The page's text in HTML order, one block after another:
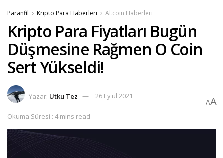
Paranfil Kripto Para Haberleri Altcoin Haberleri
Kripto Para Fiyatları Bugün
Düşmesine Rağmen O Coin
Sert Yükseldi!
Yazar: Utku Tez 26 Eylül 2021
Okuma Süresi : 4 mins read
AA